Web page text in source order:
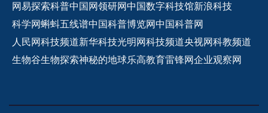
网易探索科普中国网领研网中国数字科技馆新浪科技
科学网蝌蚪五线谱中国科普博览网中国科普网
人民网科技频道新华科技光明网科技频道央视网科教频道
生物谷生物探索神秘的地球乐高教育雷锋网企业观察网